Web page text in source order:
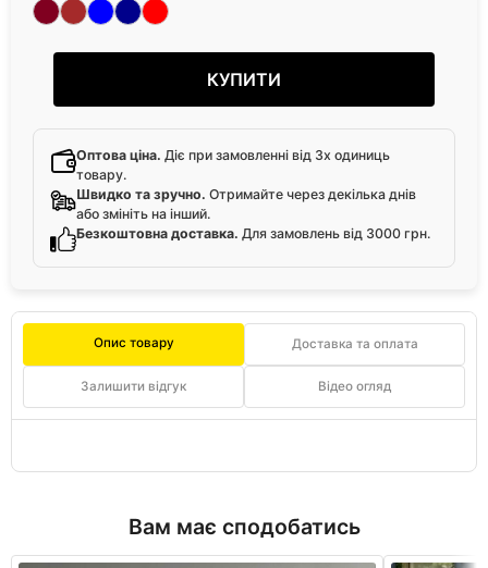
КУПИТИ
Оптова ціна. Діє при замовленні від 3х одиниць
товару.
Швидко та зручно. Отримайте через декілька днів
або змініть на інший.
Безкоштовна доставка. Для замовлень від 3000 грн.
Опис товару Доставка та оплата
Залишити відгук Відео огляд
Вам має сподобатись